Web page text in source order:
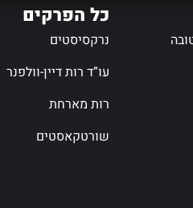
כל הפרקים
נרקסיסטים
עו”ד רות דיין-וולפנר
רות מארחת
שורטקאסטים